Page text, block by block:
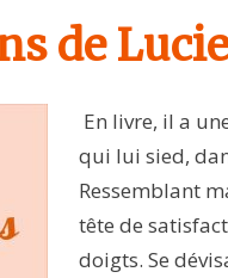
de
En livre, il a
qui lui sied,
Ressemblant
tête de
doigts. Se